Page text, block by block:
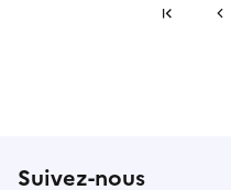
Suivez-nous